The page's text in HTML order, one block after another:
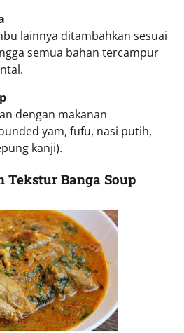
lainnya ditambahkan sesuai
semua bahan tercampur
dengan makanan
yam, fufu, nasi putih,
kanji).
Tekstur Banga Soup